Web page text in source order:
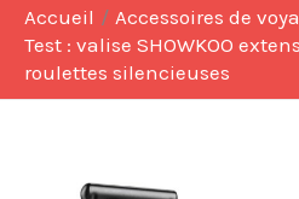
Accueil
Accessoires de
Test : valise SHOWKOO
roulettes silencieuses